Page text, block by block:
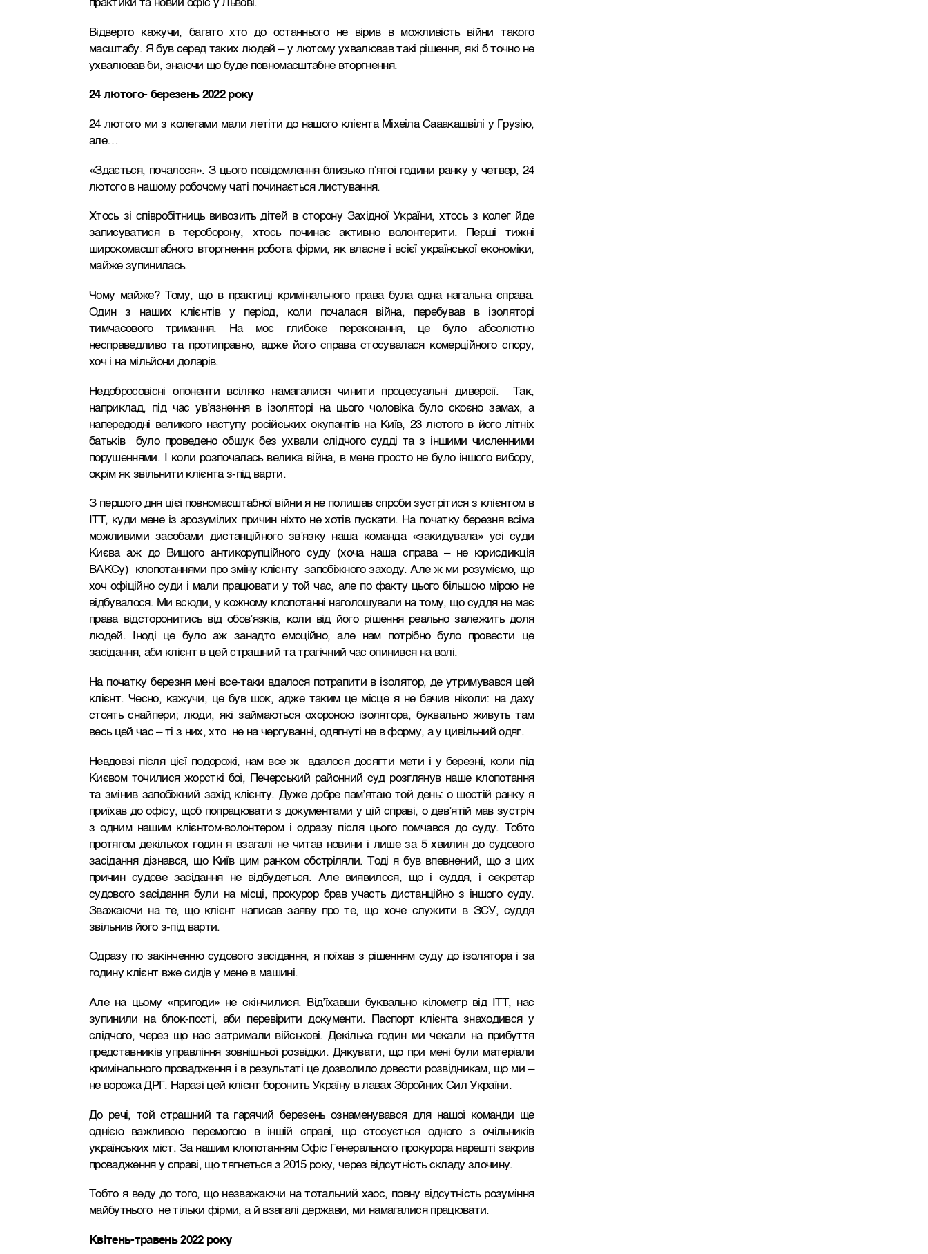
практики та новий офіс у Львові.
Відверто кажучи, багато хто до останнього не вірив в можливість війни такого
масштабу. Я був серед таких людей – у лютому ухвалював такі рішення, які б точно не
ухвалював би, знаючи що буде повномасштабне вторгнення.
24 лютого- березень 2022 року
24 лютого ми з колегами мали летіти до нашого клієнта Міхеіла Сааакашвілі у Грузію,
але…
«Здається, почалося». З цього повідомлення близько п’ятої години ранку у четвер, 24
лютого в нашому робочому чаті починається листування.
Хтось зі співробітниць вивозить дітей в сторону Західної України, хтось з колег йде
записуватися в тероборону, хтось починає активно волонтерити. Перші тижні
широкомасштабного вторгнення робота фірми, як власне і всієї української економіки,
майже зупинилась.
Чому майже? Тому, що в практиці кримінального права була одна нагальна справа.
Один з наших клієнтів у період, коли почалася війна, перебував в ізоляторі
тимчасового тримання. На моє глибоке переконання, це було абсолютно
несправедливо та протиправно, адже його справа стосувалася комерційного спору,
хоч і на мільйони доларів.
Недобросовісні опоненти всіляко намагалися чинити процесуальні диверсії. Так,
наприклад, під час ув’язнення в ізоляторі на цього чоловіка було скоєно замах, а
напередодні великого наступу російських окупантів на Київ, 23 лютого в його літніх
батьків було проведено обшук без ухвали слідчого судді та з іншими численними
порушеннями. І коли розпочалась велика війна, в мене просто не було іншого вибору,
окрім як звільнити клієнта з-під варти.
З першого дня цієї повномасштабної війни я не полишав спроби зустрітися з клієнтом в
ІТТ, куди мене із зрозумілих причин ніхто не хотів пускати. На початку березня всіма
можливими засобами дистанційного зв’язку наша команда «закидувала» усі суди
Києва аж до Вищого антикорупційного суду (хоча наша справа – не юрисдикція
ВАКСу) клопотаннями про зміну клієнту запобіжного заходу. Але ж ми розуміємо, що
хоч офіційно суди і мали працювати у той час, але по факту цього більшою мірою не
відбувалося. Ми всюди, у кожному клопотанні наголошували на тому, що суддя не має
права відсторонитись від обов’язків, коли від його рішення реально залежить доля
людей. Іноді це було аж занадто емоційно, але нам потрібно було провести це
засідання, аби клієнт в цей страшний та трагічний час опинився на волі.
На початку березня мені все-таки вдалося потрапити в ізолятор, де утримувався цей
клієнт. Чесно, кажучи, це був шок, адже таким це місце я не бачив ніколи: на даху
стоять снайпери; люди, які займаються охороною ізолятора, буквально живуть там
весь цей час – ті з них, хто не на чергуванні, одягнуті не в форму, а у цивільний одяг.
Невдовзі після цієї подорожі, нам все ж вдалося досягти мети і у березні, коли під
Києвом точилися жорсткі бої, Печерський районний суд розглянув наше клопотання
та змінив запобіжний захід клієнту. Дуже добре пам’ятаю той день: о шостій ранку я
приїхав до офісу, щоб попрацювати з документами у цій справі, о дев’ятій мав зустріч
з одним нашим клієнтом-волонтером і одразу після цього помчався до суду. Тобто
протягом декількох годин я взагалі не читав новини і лише за 5 хвилин до судового
засідання дізнався, що Київ цим ранком обстріляли. Тоді я був впевнений, що з цих
причин судове засідання не відбудеться. Але виявилося, що і суддя, і секретар
судового засідання були на місці, прокурор брав участь дистанційно з іншого суду.
Зважаючи на те, що клієнт написав заяву про те, що хоче служити в ЗСУ, суддя
звільнив його з-під варти.
Одразу по закінченню судового засідання, я поїхав з рішенням суду до ізолятора і за
годину клієнт вже сидів у мене в машині.
Але на цьому «пригоди» не скінчилися. Від’їхавши буквально кілометр від ІТТ, нас
зупинили на блок-пості, аби перевірити документи. Паспорт клієнта знаходився у
слідчого, через що нас затримали військові. Декілька годин ми чекали на прибуття
представників управління зовнішньої розвідки. Дякувати, що при мені були матеріали
кримінального провадження і в результаті це дозволило довести розвідникам, що ми –
не ворожа ДРГ. Наразі цей клієнт боронить Україну в лавах Збройних Сил України.
До речі, той страшний та гарячий березень ознаменувався для нашої команди ще
однією важливою перемогою в іншій справі, що стосується одного з очільників
українських міст. За нашим клопотанням Офіс Генерального прокурора нарешті закрив
провадження у справі, що тягнеться з 2015 року, через відсутність складу злочину.
Тобто я веду до того, що незважаючи на тотальний хаос, повну відсутність розуміння
майбутнього не тільки фірми, а й взагалі держави, ми намагалися працювати.
Квітень-травень 2022 року